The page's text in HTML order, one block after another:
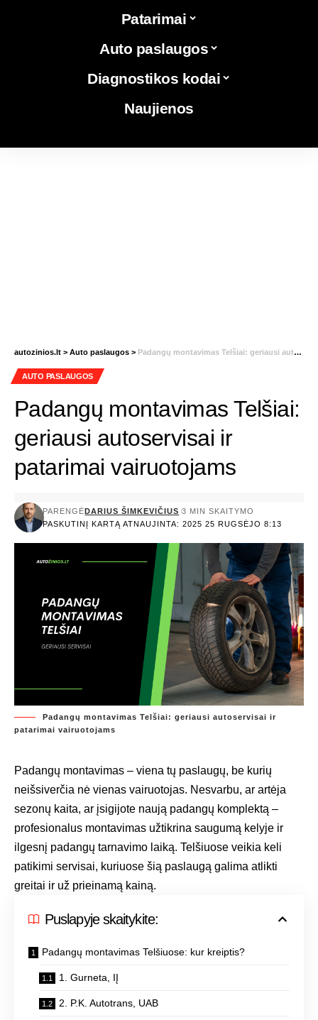
Patarimai
Auto paslaugos
Diagnostikos kodai
Naujienos
autozinios.lt > Auto paslaugos > Padangų montavimas Telšiai: geriausi autoservisai ir patarimai vairuotojams
AUTO PASLAUGOS
Padangų montavimas Telšiai:
geriausi autoservisai ir
patarimai vairuotojams
PASKUTINĮ KARTĄ ATNAUJINTA: 2025 25 RUGSĖJO 8:13
PARENGĖDARIUS ŠIMKEVIČIUS 3 MIN SKAITYMO
Padangų montavimas Telšiai: geriausi autoservisai ir
patarimai vairuotojams
Padangų montavimas – viena tų paslaugų, be kurių
neišsiverčia nė vienas vairuotojas. Nesvarbu, ar artėja
sezonų kaita, ar įsigijote naują padangų komplektą –
profesionalus montavimas užtikrina saugumą kelyje ir
ilgesnį padangų tarnavimo laiką. Telšiuose veikia keli
patikimi servisai, kuriuose šią paslaugą galima atlikti
greitai ir už prieinamą kainą.
Puslapyje skaitykite:
Padangų montavimas Telšiuose: kur kreiptis?
1. Gurneta, IĮ
2. P.K. Autotrans, UAB